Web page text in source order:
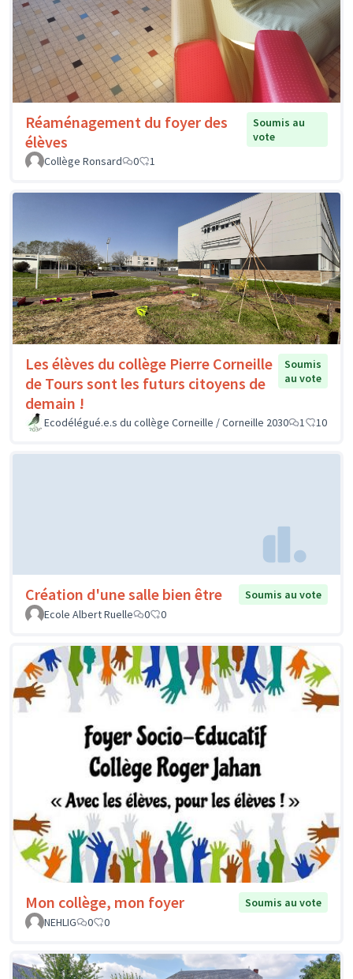
Réaménagement du foyer des
élèves
Soumis au
vote
Collège Ronsard
0 1
Les élèves du collège Pierre Corneille
de Tours sont les futurs citoyens de
demain !
Soumis
au vote
Ecodélégué.e.s du collège Corneille / Corneille 2030 1 10
Création d'une salle bien être
Soumis au vote
Ecole Albert Ruelle
0 0
Mon collège, mon foyer
Soumis au vote
NEHLIG
0 0